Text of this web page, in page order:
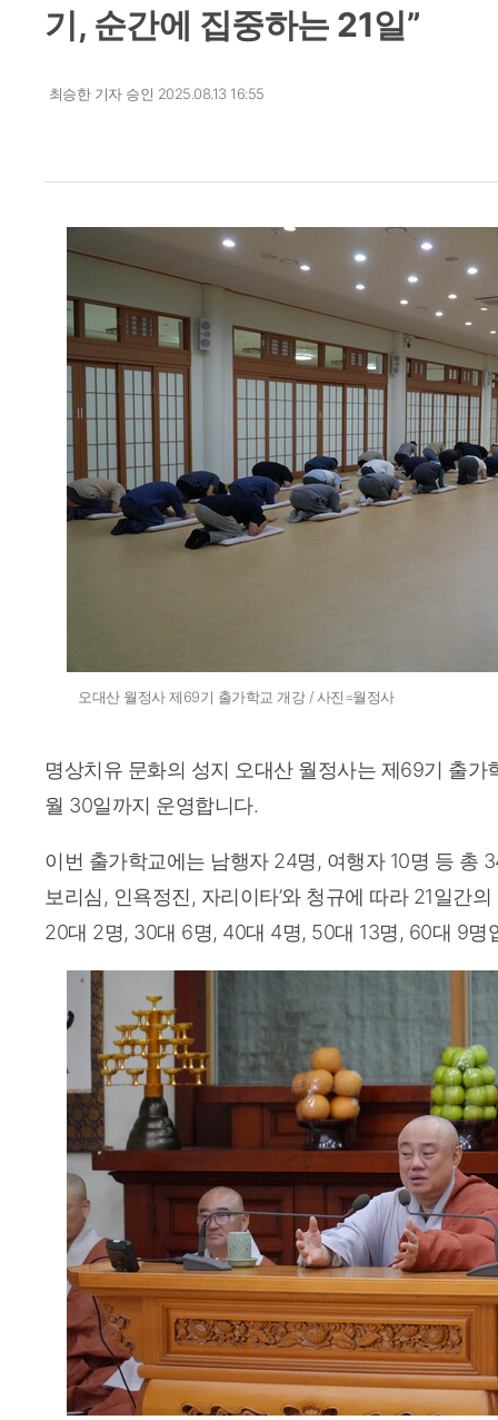
기, 순간에 집중하는 21일”
최승한 기자승인 2025.08.13 16:55
오대산 월정사 제69기 출가학교 개강 / 사진=월정사
명상치유 문화의 성지 오대산 월정사는 제69기 출가
월 30일까지 운영합니다.
이번 출가학교에는 남행자 24명, 여행자 10명 등 총
보리심, 인욕정진, 자리이타’와 청규에 따라 21일간
20대 2명, 30대 6명, 40대 4명, 50대 13명, 60대 9명